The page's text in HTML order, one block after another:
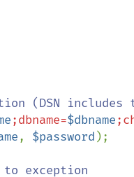
(DSN includes
;dbname=$dbname
, $password );
exception